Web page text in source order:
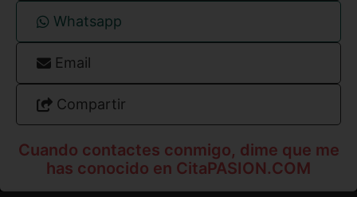
Whatsapp
Email
Compartir
Cuando contactes conmigo, dime que me
has conocido en CitaPASION.COM